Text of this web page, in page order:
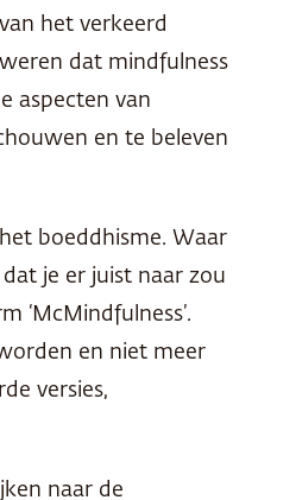
het verkeerd
dat mindfulness
aspecten van
en te beleven
boeddhisme. Waar
je er juist naar zou
‘McMindfulness’.
en niet meer
versies,
naar de